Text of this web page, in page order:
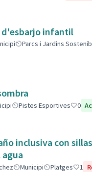
d'esbarjo infantil
Parcs i Jardins
Pistes Esportives 0
inclusiva con
Municipi Platges 1